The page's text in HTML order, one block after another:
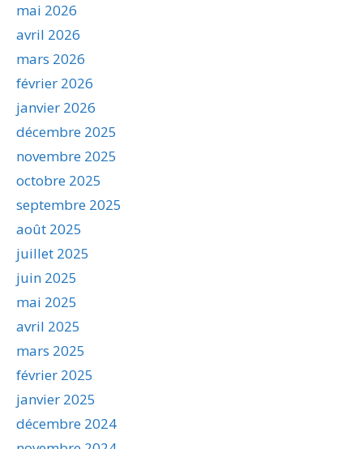
mai 2026
avril 2026
mars 2026
février 2026
janvier 2026
décembre 2025
novembre 2025
octobre 2025
septembre 2025
août 2025
juillet 2025
juin 2025
mai 2025
avril 2025
mars 2025
février 2025
janvier 2025
décembre 2024